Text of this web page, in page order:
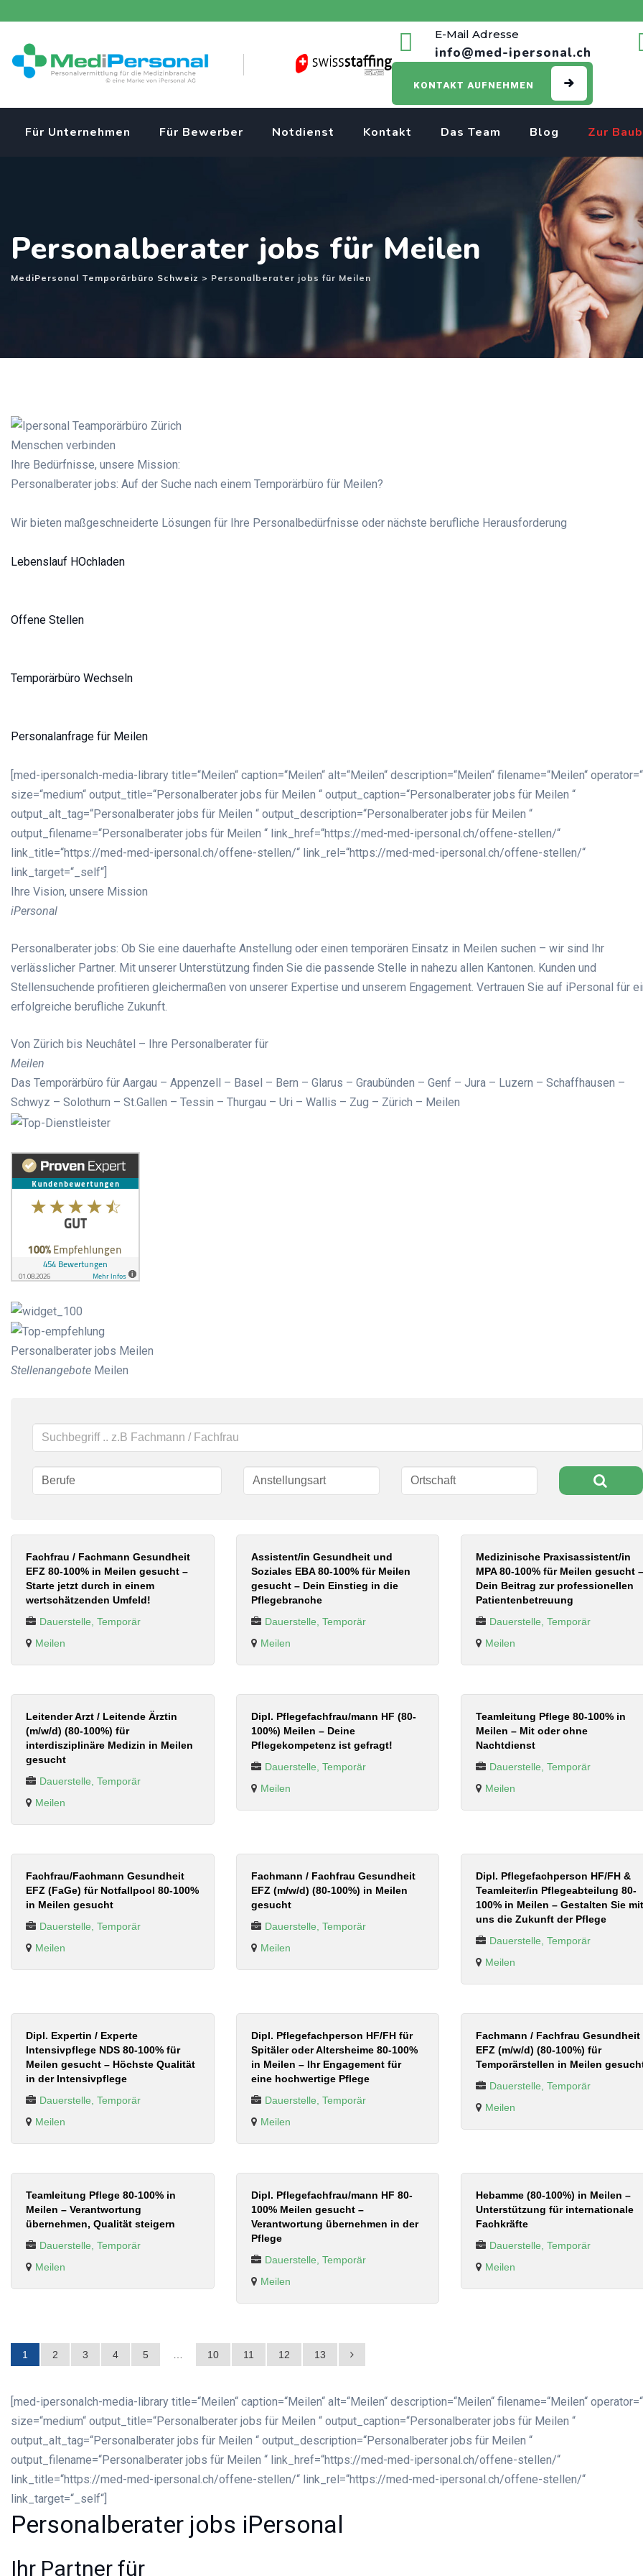
content
E-Mail Adresse
info@med-ipersonal.ch
KONTAKT AUFNEHMEN
Für Unternehmen Für Bewerber Notdienst Kontakt Das Team Blog Zur
Personalberater jobs für Meilen
MediPersonal Temporärbüro Schweiz > Personalberater jobs für Meilen
Menschen verbinden
Ihre Bedürfnisse, unsere Mission:
Personalberater jobs: Auf der Suche nach einem Temporärbüro für Meilen?
Wir bieten maßgeschneiderte Lösungen für Ihre Personalbedürfnisse oder nächste berufliche Herausforderung
Lebenslauf HOchladen
Offene Stellen
Temporärbüro Wechseln
Personalanfrage für Meilen
[med-ipersonalch-media-library title=“Meilen“ caption=“Meilen“ alt=“Meilen“ description=“Meilen“ filename=“Meilen“
size=“medium“ output_title=“Personalberater jobs für Meilen “ output_caption=“Personalberater jobs für Meilen “
output_alt_tag=“Personalberater jobs für Meilen “ output_description=“Personalberater jobs für Meilen “
output_filename=“Personalberater jobs für Meilen “ link_href=“https://med-med-ipersonal.ch/offene-stellen/“
link_title=“https://med-med-ipersonal.ch/offene-stellen/“ link_rel=“https://med-med-ipersonal.ch/offene-stellen/“
link_target=“_self“]
Ihre Vision, unsere Mission
iPersonal
Personalberater jobs: Ob Sie eine dauerhafte Anstellung oder einen temporären Einsatz in Meilen suchen – wir sind Ihr
verlässlicher Partner. Mit unserer Unterstützung finden Sie die passende Stelle in nahezu allen Kantonen. Kunden und
Stellensuchende profitieren gleichermaßen von unserer Expertise und unserem Engagement. Vertrauen Sie auf iPersonal für
erfolgreiche berufliche Zukunft.
Von Zürich bis Neuchâtel – Ihre Personalberater für
Meilen
Das Temporärbüro für Aargau – Appenzell – Basel – Bern – Glarus – Graubünden – Genf – Jura – Luzern – Schaffhausen –
Schwyz – Solothurn – St.Gallen – Tessin – Thurgau – Uri – Wallis – Zug – Zürich – Meilen
Personalberater jobs Meilen
Stellenangebote Meilen
Fachfrau / Fachmann Gesundheit
EFZ 80-100% in Meilen gesucht –
Starte jetzt durch in einem
wertschätzenden Umfeld!
Dauerstelle, Temporär
Meilen
Assistent/in Gesundheit und
Soziales EBA 80-100% für Meilen
gesucht – Dein Einstieg in die
Pflegebranche
Dauerstelle, Temporär
Meilen
Medizinische Praxisassistent/in
MPA 80-100% für Meilen gesucht
Dein Beitrag zur professionellen
Patientenbetreuung
Dauerstelle, Temporär
Meilen
Leitender Arzt / Leitende Ärztin
(m/w/d) (80-100%) für
interdisziplinäre Medizin in Meilen
gesucht
Dauerstelle, Temporär
Meilen
Dipl. Pflegefachfrau/mann HF (80-
100%) Meilen – Deine
Pflegekompetenz ist gefragt!
Dauerstelle, Temporär
Meilen
Teamleitung Pflege 80-100% in
Meilen – Mit oder ohne
Nachtdienst
Dauerstelle, Temporär
Meilen
Fachfrau/Fachmann Gesundheit
EFZ (FaGe) für Notfallpool 80-100%
in Meilen gesucht
Dauerstelle, Temporär
Meilen
Fachmann / Fachfrau Gesundheit
EFZ (m/w/d) (80-100%) in Meilen
gesucht
Dauerstelle, Temporär
Meilen
Dipl. Pflegefachperson HF/FH &
Teamleiter/in Pflegeabteilung 80-
100% in Meilen – Gestalten Sie
uns die Zukunft der Pflege
Dauerstelle, Temporär
Meilen
Dipl. Expertin / Experte
Intensivpflege NDS 80-100% für
Meilen gesucht – Höchste Qualität
in der Intensivpflege
Dauerstelle, Temporär
Meilen
Dipl. Pflegefachperson HF/FH für
Spitäler oder Altersheime 80-100%
in Meilen – Ihr Engagement für
eine hochwertige Pflege
Dauerstelle, Temporär
Meilen
Fachmann / Fachfrau Gesundheit
EFZ (m/w/d) (80-100%) für
Temporärstellen in Meilen
Dauerstelle, Temporär
Meilen
Teamleitung Pflege 80-100% in
Meilen – Verantwortung
übernehmen, Qualität steigern
Dauerstelle, Temporär
Meilen
Dipl. Pflegefachfrau/mann HF 80-
100% Meilen gesucht –
Verantwortung übernehmen in der
Pflege
Dauerstelle, Temporär
Meilen
Hebamme (80-100%) in Meilen –
Unterstützung für internationale
Fachkräfte
Dauerstelle, Temporär
Meilen
1 2 3 4 5 10 11 12 13
[med-ipersonalch-media-library title=“Meilen“ caption=“Meilen“ alt=“Meilen“ description=“Meilen“ filename=“Meilen“
size=“medium“ output_title=“Personalberater jobs für Meilen “ output_caption=“Personalberater jobs für Meilen “
output_alt_tag=“Personalberater jobs für Meilen “ output_description=“Personalberater jobs für Meilen “
output_filename=“Personalberater jobs für Meilen “ link_href=“https://med-med-ipersonal.ch/offene-stellen/“
link_title=“https://med-med-ipersonal.ch/offene-stellen/“ link_rel=“https://med-med-ipersonal.ch/offene-stellen/“
link_target=“_self“]
Personalberater jobs iPersonal
Ihr Partner für